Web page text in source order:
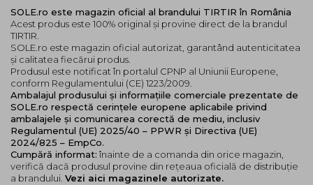
fenomen normal pentru acest tip de textura, care nu
indica o problema a produsului.
SOLE.ro este magazin oficial al brandului TIRTIR în România
Acest produs este 100% original și provine direct de la brandul
TIRTIR.
SOLE.ro este magazin oficial autorizat, garantând autenticitatea
și calitatea fiecărui produs.
Produsul este notificat în portalul CPNP al Uniunii Europene,
conform Regulamentului (CE) 1223/2009.
Ambalajul produsului și informațiile comerciale prezentate de
SOLE.ro respectă cerințele europene aplicabile privind
ambalajele și comunicarea corectă de mediu, inclusiv
Regulamentul (UE) 2025/40 – PPWR și Directiva (UE)
2024/825 – EmpCo.
Cumpără informat: înainte de a comanda din orice magazin,
verifică dacă produsul provine din rețeaua oficială de distribuție
a brandului. Vezi aici magazinele autorizate.